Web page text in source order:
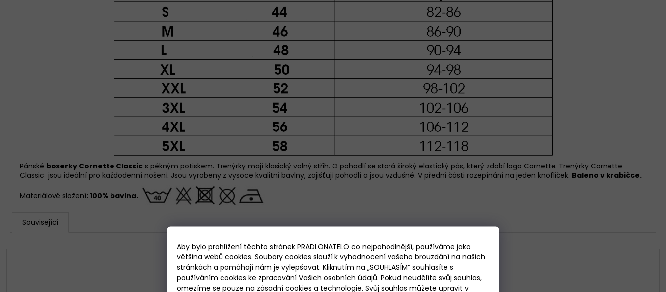
Aby bylo prohlížení těchto stránek PRADLONATELO co nejpohodlnější, používáme jako
většina webů cookies. Soubory cookies slouží k vyhodnocení vašeho brouzdání na našich
stránkách a pomáhají nám je vylepšovat. Kliknutím na „SOUHLASÍM“ souhlasíte s
používáním cookies ke zpracování Vašich osobních údajů. Pokud neudělíte svůj souhlas,
omezíme se pouze na zásadní cookies a technologie. Svůj souhlas můžete upravit v
Pánské boxerky Cornette Classic s pěkným potiskem. Trenýrky mají klasický volný střih. O pohodlí se stará široký elastický pás, který zdobí logo Cornette. Trenýrky Cornette
Classic jsou ideální pro každodenní nošení. Jsou vyrobeny z vysoce kvalitní bavlny, zajišťují pohodlí a jsou vzdušné. V přední části rozepínání na jeden knoflíček. Baleno v krabičce.
Materiálové složení: 100% bavlna.
Související
NOVINKA